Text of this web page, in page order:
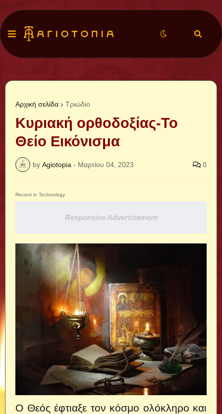
Αρχική σελίδα Τριώδιο
Κυριακή ορθοδοξίας-Το
Θείο Εικόνισμα
by Agiotopia - Μαρτίου 04, 2023 0
Recent in Technology
Responsive Advertisement
Ο Θεός έφτιαξε τον κόσμο ολόκληρο και